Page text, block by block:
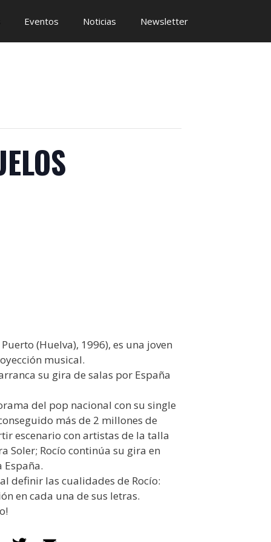
Eventos Noticias Newsletter
(Huelva), 1996), es una joven
musical.
su gira de salas por España
del pop nacional con su single
más de 2 millones de
escenario con artistas de la talla
Soler; Rocío continúa su gira en
definir las cualidades de Rocío:
en cada una de sus letras.